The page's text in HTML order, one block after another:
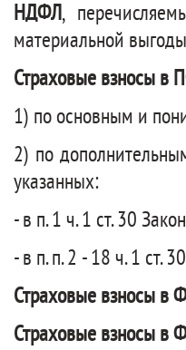
НДФЛ,
материальной
Страховые взносы в
1) по основным и
2) по
указанных:
- в п. 1 ч. 1 ст. 30
- в п. п. 2 - 18 ч. 1
Страховые взносы
Страховые взносы в